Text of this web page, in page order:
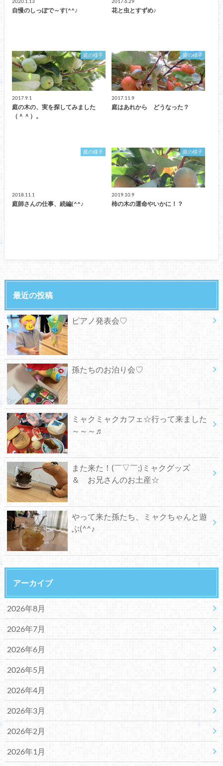
自慢のしっぽで～す(^^♪ 花と虫とすずめ♪
庭の様子
2017.9.1
庭の木の、実を探してみました
（＾＾）。
庭の様子
2017.11.9
庭はあれから どうなった？
庭の様子
2018.11.1
庭師さんの仕事、続編(^^♪
庭の様子
2019.10.9
柿の木の運命やいかに！？
最近の投稿
ピアノ発表会♡
孫たちのお泊り会♡
ミャクミャクカフェ☆行って来ました
～～～♬
また来た！(￣▽￣;)ミャクグッズ
＆ お兄さんのお土産☆
やって来た孫たち、ミャクちゃんと遊
ぶ(^^♪
アーカイブ
2026年8月
2026年7月
2026年6月
2026年5月
2026年4月
2026年3月
2026年2月
2026年1月